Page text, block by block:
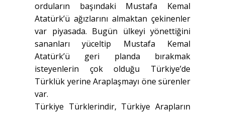
orduların başındaki Mustafa Kemal
Atatürk’ü ağızlarını almaktan çekinenler
var piyasada. Bugün ülkeyi yönettiğini
sananları yüceltip Mustafa Kemal
Atatürk’ü geri planda bırakmak
isteyenlerin çok olduğu Türkiye’de
Türklük yerine Araplaşmayı öne sürenler
var.
Türkiye Türklerindir, Türkiye Arapların